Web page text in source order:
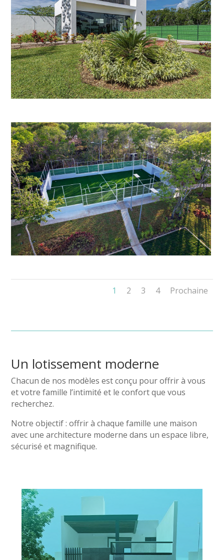
1 2 3 4 Prochaine
Un lotissement moderne
Chacun de nos modèles est conçu pour offrir à vous
et votre famille l’intimité et le confort que vous
recherchez.
Notre objectif : offrir à chaque famille une maison
avec une architecture moderne dans un espace libre,
sécurisé et magnifique.